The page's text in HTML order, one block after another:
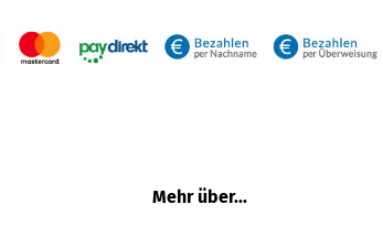
Mehr über...